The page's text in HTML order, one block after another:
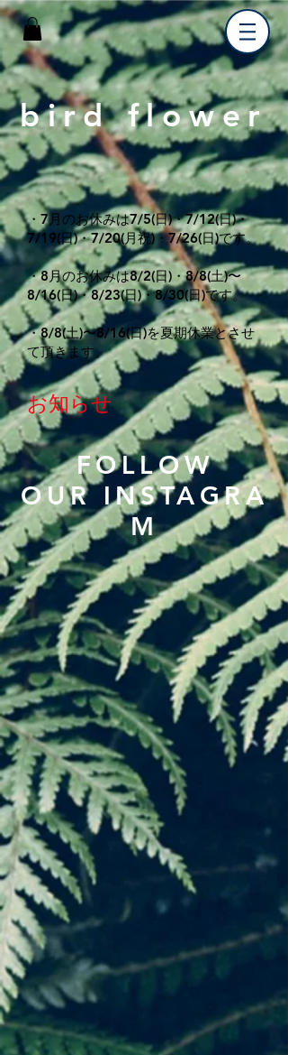
bird flower
・7月のお休みは7/5(日)・7/12(日)・
7/19(日)・7/20(月祝)・7/26(日)です。
・8月のお休みは8/2(日)・8/8(土)〜
8/16(日)・8/23(日)・8/30(日)です。
・8/8(土)〜8/16(日)を夏期休業とさせ
て頂きます。
お知らせ
FOLLOW
OUR INSTAGRA
M